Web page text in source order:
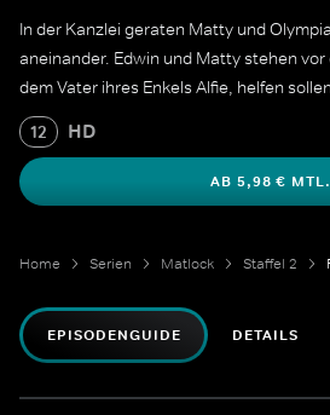
In der Kanzlei geraten Matty und
aneinander. Edwin und Matty stehen
dem Vater ihres Enkels Alfie, helfen
12 HD
AB 5,98 € MTL.
Home Serien Matlock Staffel 2
EPISODENGUIDE DETAILS